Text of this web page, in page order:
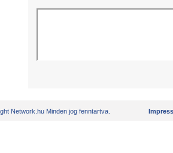
Network.hu Minden jog fenntartva.